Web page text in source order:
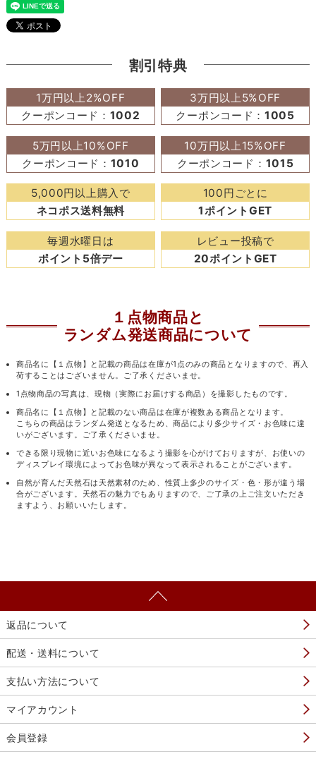
割引特典
1万円以上2%OFF
クーポンコード： 1002
3万円以上5%OFF
クーポンコード：1005
5万円以上10%OFF
クーポンコード： 1010
10万円以上15%OFF
クーポンコード： 1015
5,000円以上購入で
ネコポス送料無料
100円ごとに
1ポイントGET
毎週水曜日は
ポイント5倍デー
レビュー投稿で
20ポイントGET
１点物商品と
ランダム発送商品について
商品名に【１点物】と記載の商品は在庫が1点のみの商品となりますので、再入
荷することはございません。ご了承くださいませ。
1点物商品の写真は、現物（実際にお届けする商品）を撮影したものです。
商品名に【１点物】と記載のない商品は在庫が複数ある商品となります。
こちらの商品はランダム発送となるため、商品により多少サイズ・お色味に違
いがございます。ご了承くださいませ。
できる限り現物に近いお色味になるよう撮影を心がけておりますが、お使いの
ディスプレイ環境によってお色味が異なって表示されることがございます。
自然が育んだ天然石は天然素材のため、性質上多少のサイズ・色・形が違う場
合がございます。天然石の魅力でもありますので、ご了承の上ご注文いただき
ますよう、お願いいたします。
返品について
配送・送料について
支払い方法について
マイアカウント
会員登録